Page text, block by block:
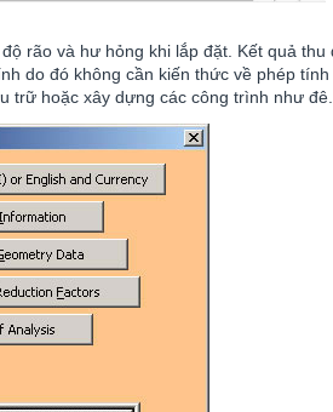
rão và hư hỏng khi lắp đặt. Kết quả
do đó không cần kiến thức về phép
trữ hoặc xây dựng các công trình như đê.